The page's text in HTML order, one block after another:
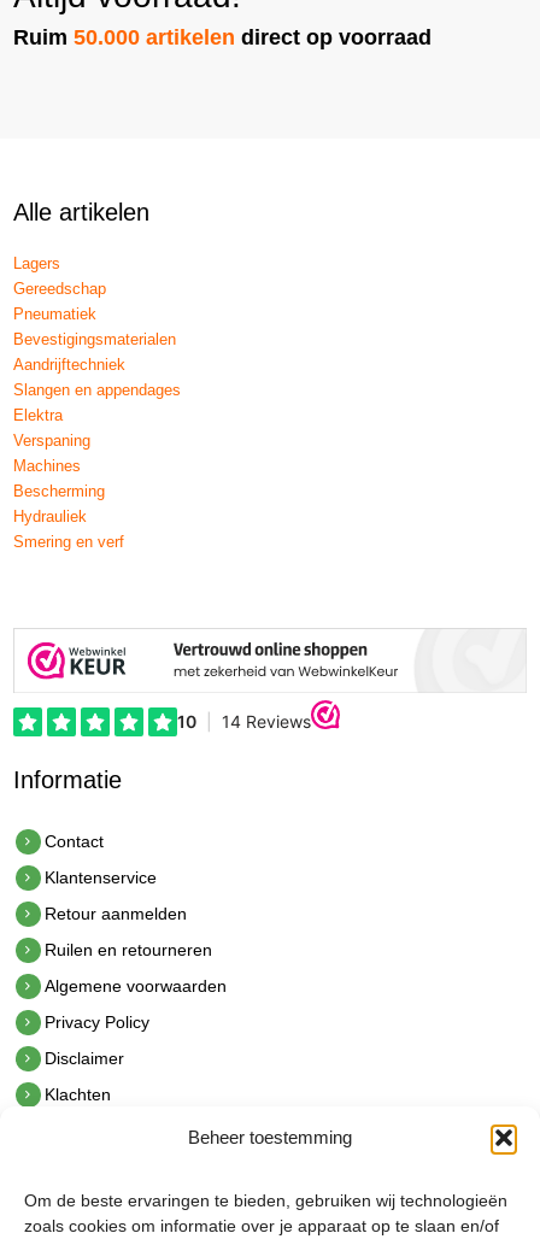
Beheer toestemming
Om de beste ervaringen te bieden, gebruiken wij technologieën
zoals cookies om informatie over je apparaat op te slaan en/of
Ruim50.000 artikelen direct op voorraad
Alle artikelen
Lagers
Gereedschap
Pneumatiek
Bevestigingsmaterialen
Aandrijftechniek
Slangen en appendages
Elektra
Verspaning
Machines
Bescherming
Hydrauliek
Smering en verf
Informatie
Contact
Klantenservice
Retour aanmelden
Ruilen en retourneren
Algemene voorwaarden
Privacy Policy
Disclaimer
Klachten
hetindustriehuis B.V.
De Hoek 1 1601 MR Enkhuizen